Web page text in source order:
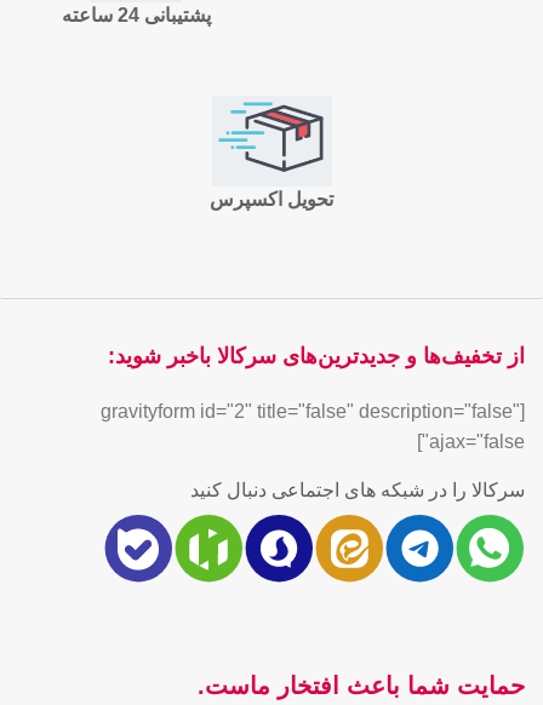
پشتیبانی 24 ساعته
تحویل اکسپرس
از تخفیف‌ها و جدیدترین‌های سرکالا باخبر شوید:
[gravityform id="2" title="false" description="false"
ajax="false"]
سرکالا را در شبکه های اجتماعی دنبال کنید
حمایت شما باعث افتخار ماست.